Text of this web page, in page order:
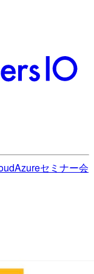
Azureセミナー会